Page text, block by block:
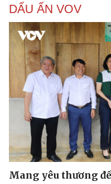
DẤU ẤN VOV
Mang yêu thương